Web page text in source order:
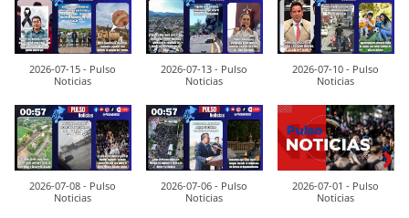
2026-07-15 - Pulso
Noticias
2026-07-13 - Pulso
Noticias
2026-07-10 - Pulso
Noticias
2026-07-08 - Pulso
Noticias
2026-07-06 - Pulso
Noticias
2026-07-01 - Pulso
Noticias